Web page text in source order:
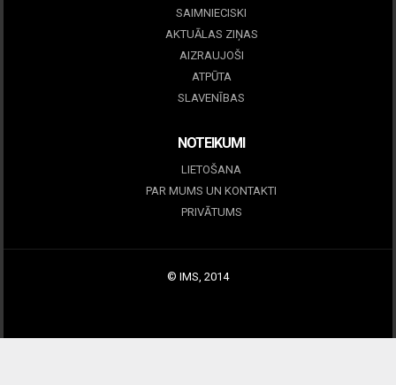
SAIMNIECISKI
AKTUĀLAS ZIŅAS
AIZRAUJOŠI
ATPŪTA
SLAVENĪBAS
NOTEIKUMI
LIETOŠANA
PAR MUMS UN KONTAKTI
PRIVĀTUMS
© IMS, 2014